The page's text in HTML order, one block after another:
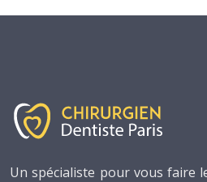
Un spécialiste pour vous faire